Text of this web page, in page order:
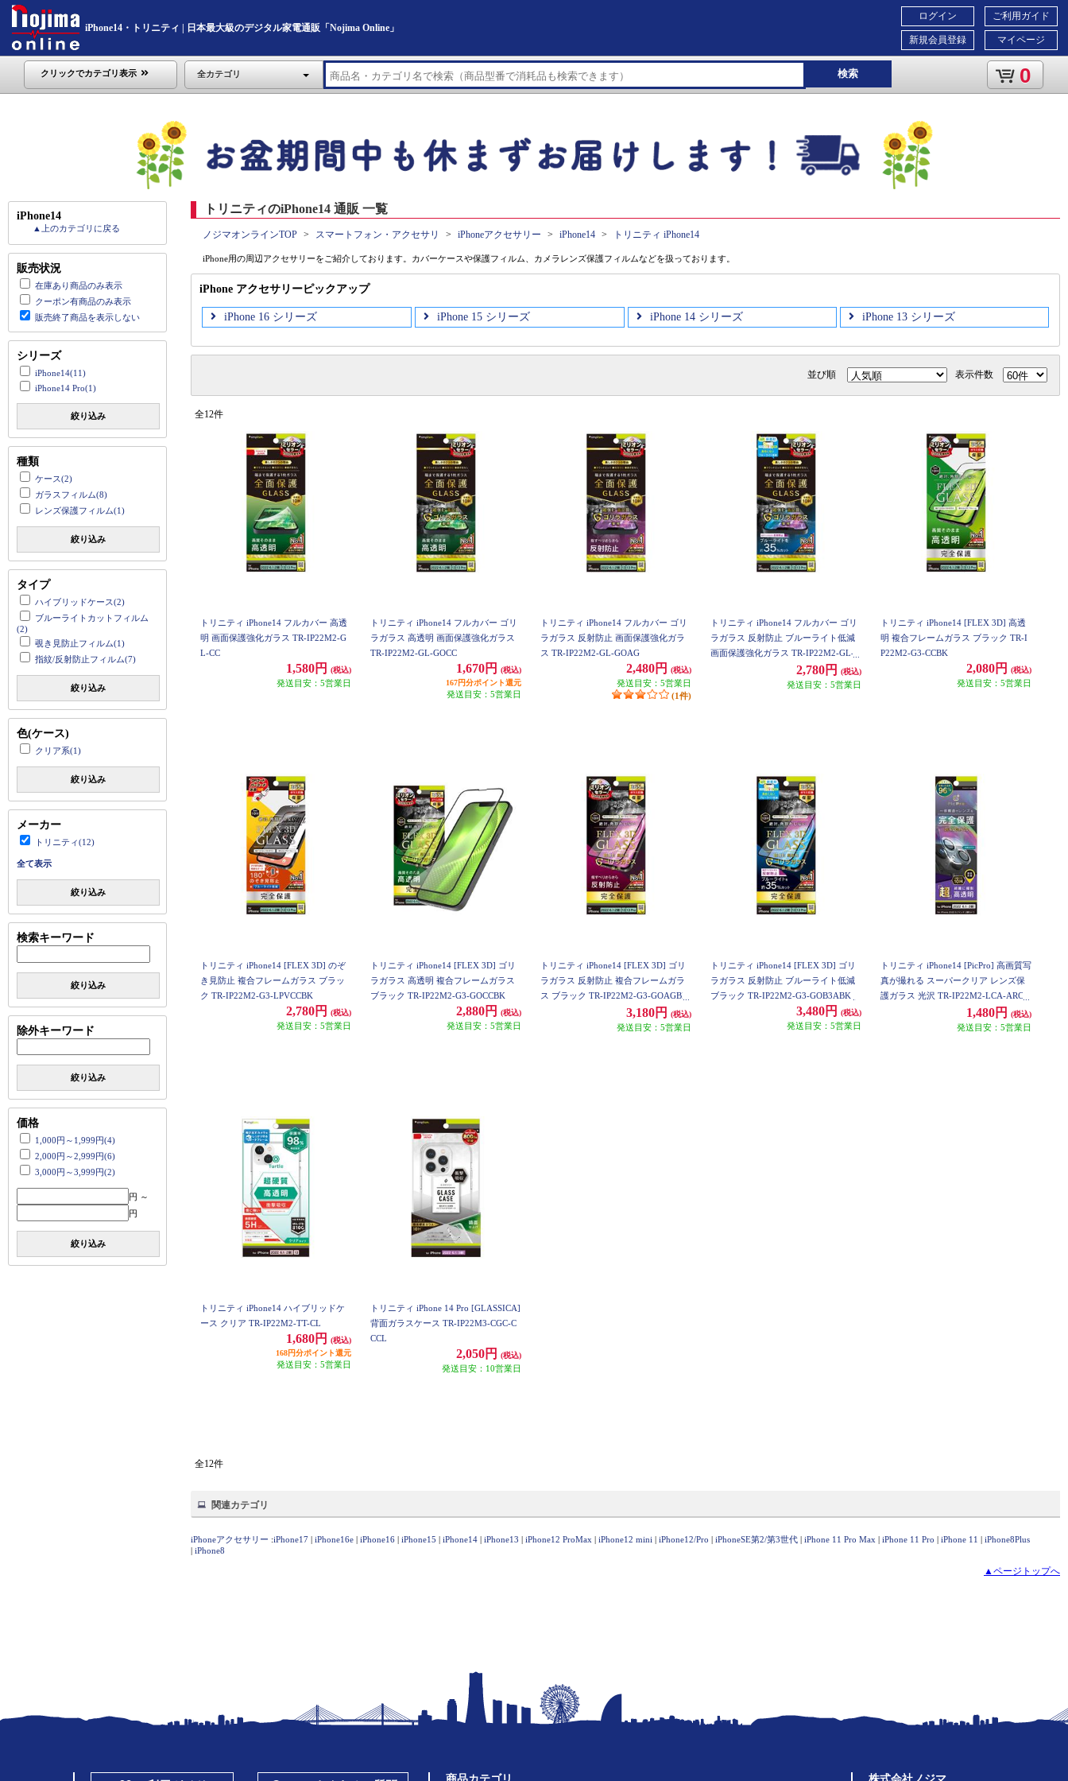
iPhone14・トリニティ | 日本最大級のデジタル家電通販「Nojima Online」
ご利用ガイド
マイページ
ログイン
新規会員登録
クリックでカテゴリ表示 全カテゴリ 検索 0
iPhone14
▲上のカテゴリに戻る
販売状況
在庫あり商品のみ表示
クーポン有商品のみ表示
販売終了商品を表示しない
シリーズ
iPhone14(11)
iPhone14 Pro(1)
絞り込み
種類
ケース(2)
ガラスフィルム(8)
レンズ保護フィルム(1)
絞り込み
タイプ
ハイブリッドケース(2)
ブルーライトカットフィルム
(2)
覗き見防止フィルム(1)
指紋/反射防止フィルム(7)
絞り込み
色(ケース)
クリア系(1)
絞り込み
メーカー
トリニティ(12)
全て表示
絞り込み
検索キーワード
絞り込み
除外キーワード
絞り込み
価格
1,000円～1,999円(4)
2,000円～2,999円(6)
3,000円～3,999円(2)
円 ～
円
絞り込み
トリニティのiPhone14 通販 一覧
ノジマオンラインTOP スマートフォン・アクセサリ iPhoneアクセサリー iPhone14 トリニティ iPhone14
iPhone用の周辺アクセサリーをご紹介しております。カバーケースや保護フィルム、カメラレンズ保護フィルムなどを扱っております。
iPhone アクセサリーピックアップ
iPhone 16 シリーズ iPhone 15 シリーズ iPhone 14 シリーズ iPhone 13 シリーズ
並び順 表示件数
全12件
トリニティ iPhone14 フルカバー 高透
明 画面保護強化ガラス TR-IP22M2-G
L-CC
1,580円 (税込)
発送目安：5営業日
トリニティ iPhone14 フルカバー ゴリ
ラガラス 高透明 画面保護強化ガラス
TR-IP22M2-GL-GOCC
1,670円
(税込)
167円分ポイント還元
発送目安：5営業日
トリニティ iPhone14 フルカバー ゴリ
ラガラス 反射防止 画面保護強化ガラ
ス TR-IP22M2-GL-GOAG
2,480円 (税込)
発送目安：5営業日
(1件)
トリニティ iPhone14 フルカバー ゴリ
ラガラス 反射防止 ブルーライト低減
画面保護強化ガラス TR-IP22M2-GL-G
2,780円 (税込)
発送目安：5営業日
トリニティ iPhone14 [FLEX 3D] 高透
明 複合フレームガラス ブラック TR-I
P22M2-G3-CCBK
2,080円 (税込)
発送目安：5営業日
トリニティ iPhone14 [FLEX 3D] のぞ
き見防止 複合フレームガラス ブラッ
ク TR-IP22M2-G3-LPVCCBK
2,780円 (税込)
発送目安：5営業日
トリニティ iPhone14 [FLEX 3D] ゴリ
ラガラス 高透明 複合フレームガラス
ブラック TR-IP22M2-G3-GOCCBK
2,880円 (税込)
発送目安：5営業日
トリニティ iPhone14 [FLEX 3D] ゴリ
ラガラス 反射防止 複合フレームガラ
ス ブラック TR-IP22M2-G3-GOAGBK
3,180円 (税込)
発送目安：5営業日
トリニティ iPhone14 [FLEX 3D] ゴリ
ラガラス 反射防止 ブルーライト低減
ブラック TR-IP22M2-G3-GOB3ABK
3,480円 (税込)
発送目安：5営業日
トリニティ iPhone14 [PicPro] 高画質写
真が撮れる スーパークリア レンズ保
護ガラス 光沢 TR-IP22M2-LCA-ARCC
1,480円 (税込)
発送目安：5営業日
トリニティ iPhone14 ハイブリッドケ
ース クリア TR-IP22M2-TT-CL
1,680円
(税込)
168円分ポイント還元
発送目安：5営業日
トリニティ iPhone 14 Pro [GLASSICA]
背面ガラスケース TR-IP22M3-CGC-C
CCL
2,050円 (税込)
発送目安：10営業日
全12件
関連カテゴリ
iPhoneアクセサリー :iPhone17 | iPhone16e | iPhone16 | iPhone15 | iPhone14 | iPhone13 | iPhone12 ProMax | iPhone12 mini | iPhone12/Pro | iPhoneSE第2/第3世代 | iPhone 11 Pro Max | iPhone 11 Pro | iPhone 11 | iPhone8Plus
| iPhone8
▲ページトップへ